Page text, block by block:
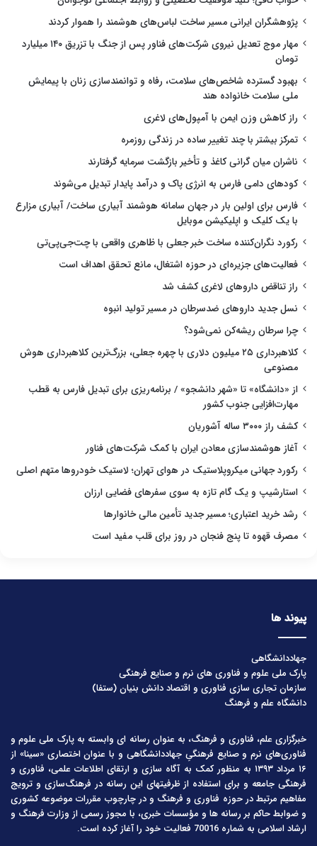
پژوهشگران ایرانی مسیر ساخت لباس‌های هوشمند را هموار کردند
مهار موج تعدیل نیروی شرکت‌های فناور پس از جنگ با تزریق ۱۴۰ میلیارد
تومان
بهبود گسترده شاخص‌های سلامت، رفاه و توانمندسازی زنان با پیمایش
ملی سلامت خانواده هند
راز کاهش وزن ایمن با آمپول‌های لاغری
تمرکز بیشتر با چند تغییر ساده در زندگی روزمره
ناشران میان گرانی کاغذ و تأخیر بازگشت سرمایه گرفتارند
کودهای دامی فارس به انرژی پاک و درآمد پایدار تبدیل می‌شوند
فارس برای اولین بار در جهان سامانه هوشمند آبیاری ساخت/ آبیاری مزارع
با یک کلیک و اپلیکیشن موبایل
رکورد نگران‌کننده ساخت خبر جعلی با ظاهری واقعی با چت‌جی‌پی‌تی
فعالیت‌های جزیره‌ای در حوزه اشتغال، مانع تحقق اهداف است
راز تناقض داروهای لاغری کشف شد
نسل جدید داروهای ضدسرطان در مسیر تولید انبوه
چرا سرطان ریشه‌کن نمی‌شود؟
کلاهبرداری ۲۵ میلیون دلاری با چهره جعلی، بزرگ‌ترین کلاهبرداری هوش
مصنوعی
از «دانشگاه» تا «شهر دانشجو» / برنامه‌ریزی برای تبدیل فارس به قطب
مهارت‌افزایی جنوب کشور
کشف راز ۳۰۰۰ ساله آشوریان
آغاز هوشمندسازی معادن ایران با کمک شرکت‌های فناور
رکورد جهانی میکروپلاستیک در هوای تهران؛ لاستیک خودروها متهم اصلی
استارشیپ و یک گام تازه به سوی سفرهای فضایی ارزان
رشد خرید اعتباری؛ مسیر جدید تأمین مالی خانوارها
مصرف قهوه تا پنج فنجان در روز برای قلب مفید است
پیوند ها
جهاددانشگاهی
پارک ملی علوم و فناوری های نرم و صنایع فرهنگی
سازمان تجاری سازی فناوری و اقتصاد دانش بنیان (ستفا)
دانشگاه علم و فرهنگ
خبرگزاری علم، فناوری و فرهنگ، به عنوان رسانه ای وابسته به پارک ملی علوم و
فناوری‌های نرم و صنایع فرهنگیِ جهاددانشگاهی و با عنوان اختصاری «سینا» از
۱۶ مرداد ۱۳۹۳ به منظور کمک به آگاه سازی و ارتقای اطلاعات علمی، فناوری و
فرهنگی جامعه و برای استفاده از ظرفیتهای این رسانه در فرهنگ‌سازی و ترویج
مفاهیم مرتبط در حوزه فناوری و فرهنگ و در چارچوب مقررات موضوعه کشوری
و ضوابط حاکم بر رسانه ها و مؤسسات خبری، با مجوز رسمی از وزارت فرهنگ و
ارشاد اسلامی به شماره 70016 فعالیت خود را آغاز کرده است.